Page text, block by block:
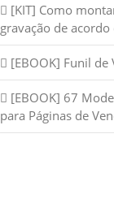
[KIT] Como
gravação de
[EBOOK] Funil de
[EBOOK] 67
para Páginas de